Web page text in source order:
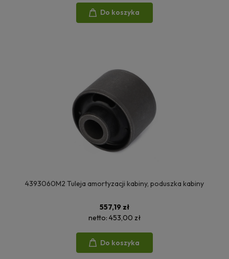
Do koszyka
4393060M2 Tuleja amortyzacji kabiny, poduszka kabiny
557,19 zł
netto: 453,00 zł
Do koszyka